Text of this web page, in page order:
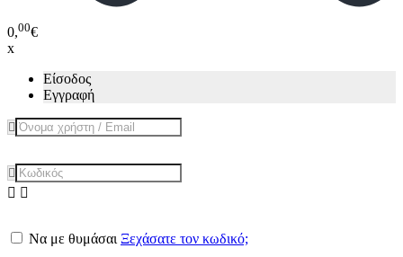
0,00€
x
Είσοδος
Εγγραφή
Να με θυμάσαι Ξεχάσατε τον κωδικό;